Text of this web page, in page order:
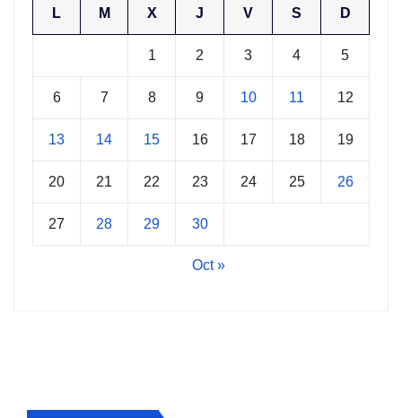
L M X J V S D
1 2 3 4 5
6 7 8 9 10 11 12
13 14 15 16 17 18 19
20 21 22 23 24 25 26
27 28 29 30
Oct »